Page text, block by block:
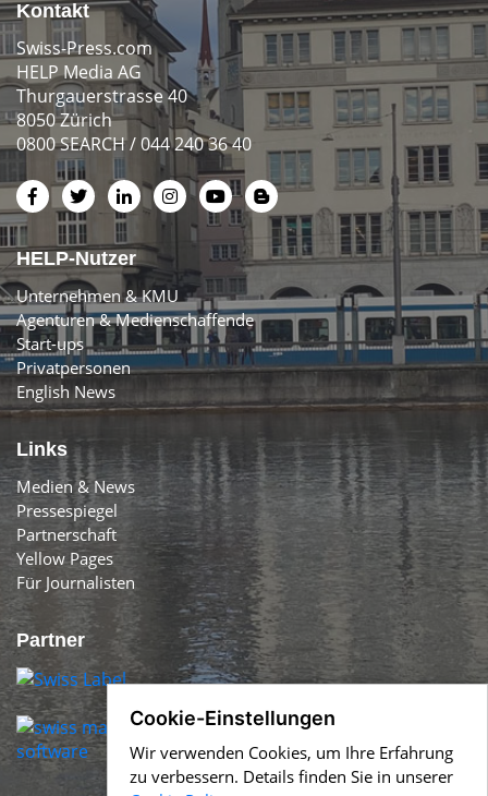
Kontakt
Swiss-Press.com
HELP Media AG
Thurgauerstrasse 40
8050 Zürich
0800 SEARCH / 044 240 36 40
HELP-Nutzer
Unternehmen & KMU
Agenturen & Medienschaffende
Start-ups
Privatpersonen
English News
Links
Medien & News
Pressespiegel
Partnerschaft
Yellow Pages
Für Journalisten
Partner
Cookie-Einstellungen
Wir verwenden Cookies, um Ihre Erfahrung
zu verbessern. Details finden Sie in unserer